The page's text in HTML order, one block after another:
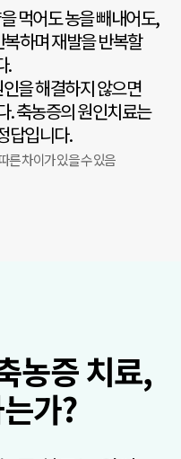
먹어도 농을 빼내어도,
하며 재발을 반복할
.
인을 해결하지 않으면
. 축농증의 원인치료는
답입니다.
른 차이가 있을 수 있음
농증 치료,
가?